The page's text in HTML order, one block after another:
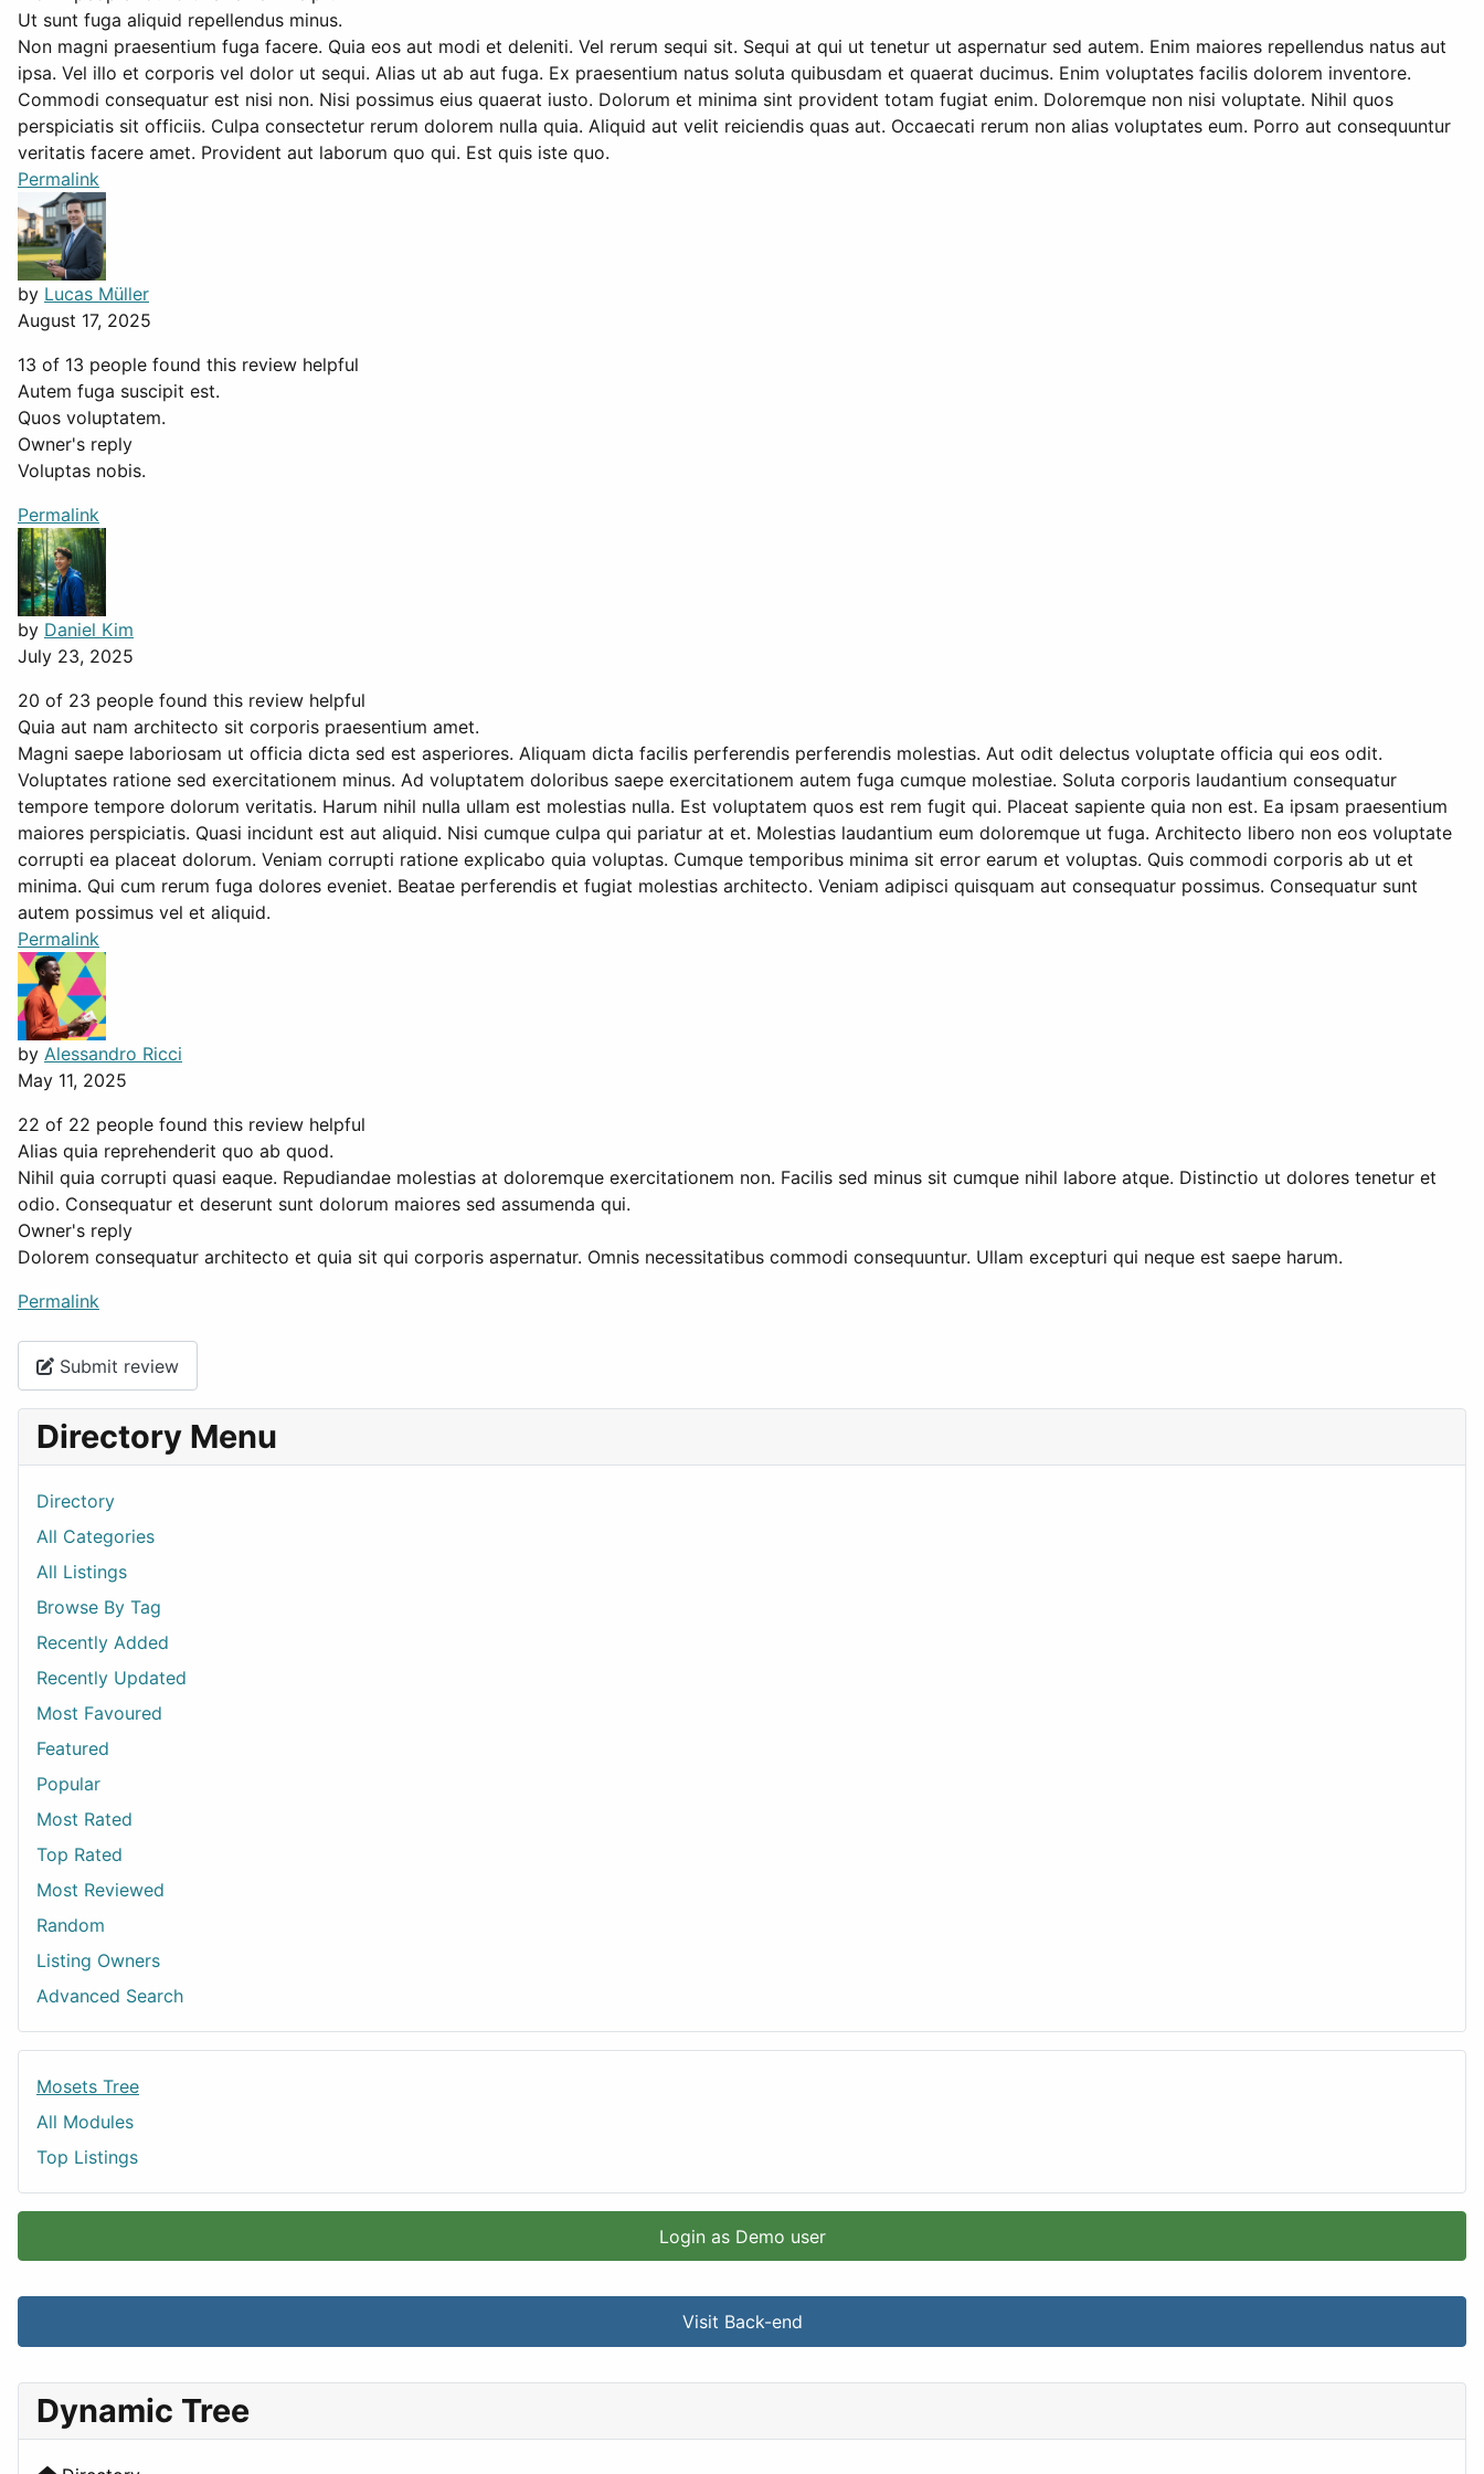
Ut sunt fuga aliquid repellendus minus.
Non magni praesentium fuga facere. Quia eos aut modi et deleniti. Vel rerum sequi sit. Sequi at qui ut tenetur ut aspernatur sed autem. Enim maiores repellendus natus aut
ipsa. Vel illo et corporis vel dolor ut sequi. Alias ut ab aut fuga. Ex praesentium natus soluta quibusdam et quaerat ducimus. Enim voluptates facilis dolorem inventore.
Commodi consequatur est nisi non. Nisi possimus eius quaerat iusto. Dolorum et minima sint provident totam fugiat enim. Doloremque non nisi voluptate. Nihil quos
perspiciatis sit officiis. Culpa consectetur rerum dolorem nulla quia. Aliquid aut velit reiciendis quas aut. Occaecati rerum non alias voluptates eum. Porro aut consequuntur
veritatis facere amet. Provident aut laborum quo qui. Est quis iste quo.
Permalink
by Lucas Müller
August 17, 2025
13 of 13 people found this review helpful
Autem fuga suscipit est.
Quos voluptatem.
Owner's reply
Voluptas nobis.
Permalink
by Daniel Kim
July 23, 2025
20 of 23 people found this review helpful
Quia aut nam architecto sit corporis praesentium amet.
Magni saepe laboriosam ut officia dicta sed est asperiores. Aliquam dicta facilis perferendis perferendis molestias. Aut odit delectus voluptate officia qui eos odit.
Voluptates ratione sed exercitationem minus. Ad voluptatem doloribus saepe exercitationem autem fuga cumque molestiae. Soluta corporis laudantium consequatur
tempore tempore dolorum veritatis. Harum nihil nulla ullam est molestias nulla. Est voluptatem quos est rem fugit qui. Placeat sapiente quia non est. Ea ipsam praesentium
maiores perspiciatis. Quasi incidunt est aut aliquid. Nisi cumque culpa qui pariatur at et. Molestias laudantium eum doloremque ut fuga. Architecto libero non eos voluptate
corrupti ea placeat dolorum. Veniam corrupti ratione explicabo quia voluptas. Cumque temporibus minima sit error earum et voluptas. Quis commodi corporis ab ut et
minima. Qui cum rerum fuga dolores eveniet. Beatae perferendis et fugiat molestias architecto. Veniam adipisci quisquam aut consequatur possimus. Consequatur sunt
autem possimus vel et aliquid.
Permalink
by Alessandro Ricci
May 11, 2025
22 of 22 people found this review helpful
Alias quia reprehenderit quo ab quod.
Nihil quia corrupti quasi eaque. Repudiandae molestias at doloremque exercitationem non. Facilis sed minus sit cumque nihil labore atque. Distinctio ut dolores tenetur et
odio. Consequatur et deserunt sunt dolorum maiores sed assumenda qui.
Owner's reply
Dolorem consequatur architecto et quia sit qui corporis aspernatur. Omnis necessitatibus commodi consequuntur. Ullam excepturi qui neque est saepe harum.
Permalink
Submit review
Directory Menu
Directory
All Categories
All Listings
Browse By Tag
Recently Added
Recently Updated
Most Favoured
Featured
Popular
Most Rated
Top Rated
Most Reviewed
Random
Listing Owners
Advanced Search
Mosets Tree
All Modules
Top Listings
Login as Demo user
Visit Back-end
Dynamic Tree